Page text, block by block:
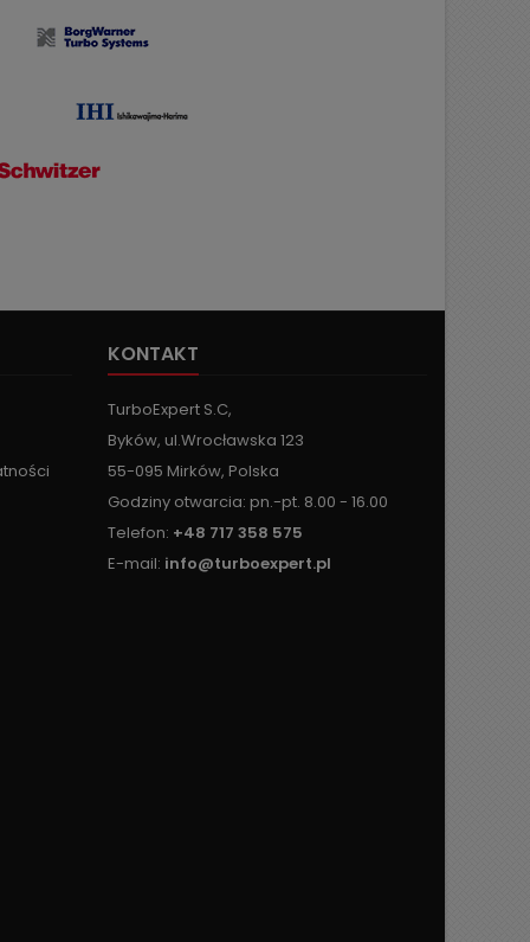
KONTAKT
TurboExpert S.C,
Byków, ul.Wrocławska 123
55-095 Mirków, Polska
Godziny otwarcia: pn.-pt. 8.00 - 16.00
Telefon: +48 717 358 575
E-mail: info@turboexpert.pl